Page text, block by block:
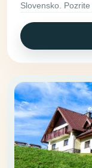
Slovensko.